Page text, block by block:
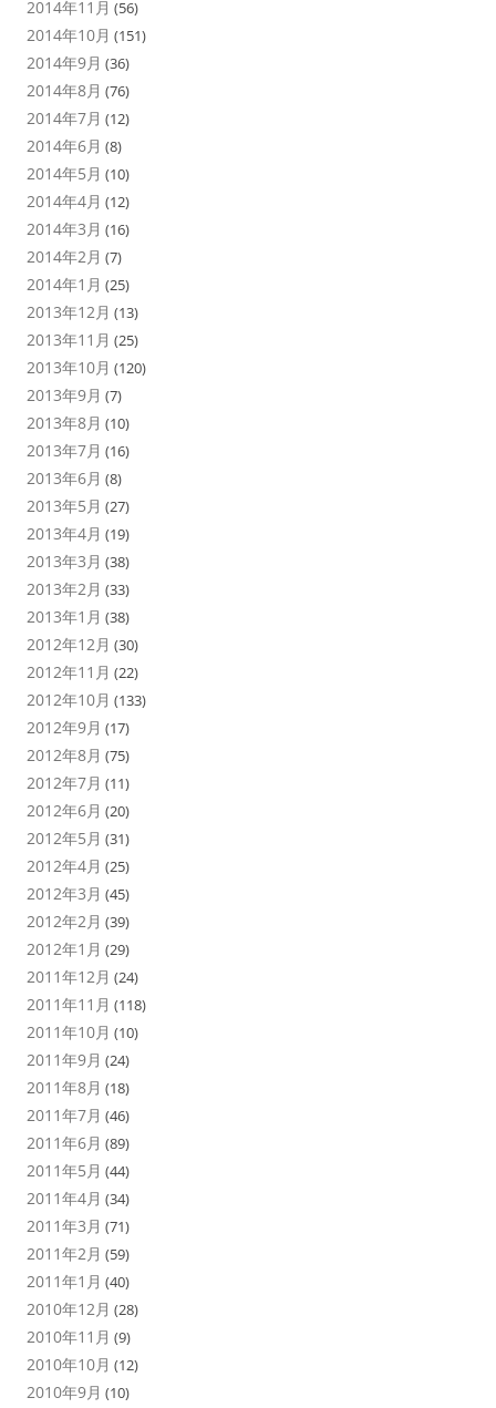
2014年11月 (56)
2014年10月 (151)
2014年9月 (36)
2014年8月 (76)
2014年7月 (12)
2014年6月 (8)
2014年5月 (10)
2014年4月 (12)
2014年3月 (16)
2014年2月 (7)
2014年1月 (25)
2013年12月 (13)
2013年11月 (25)
2013年10月 (120)
2013年9月 (7)
2013年8月 (10)
2013年7月 (16)
2013年6月 (8)
2013年5月 (27)
2013年4月 (19)
2013年3月 (38)
2013年2月 (33)
2013年1月 (38)
2012年12月 (30)
2012年11月 (22)
2012年10月 (133)
2012年9月 (17)
2012年8月 (75)
2012年7月 (11)
2012年6月 (20)
2012年5月 (31)
2012年4月 (25)
2012年3月 (45)
2012年2月 (39)
2012年1月 (29)
2011年12月 (24)
2011年11月 (118)
2011年10月 (10)
2011年9月 (24)
2011年8月 (18)
2011年7月 (46)
2011年6月 (89)
2011年5月 (44)
2011年4月 (34)
2011年3月 (71)
2011年2月 (59)
2011年1月 (40)
2010年12月 (28)
2010年11月 (9)
2010年10月 (12)
2010年9月 (10)